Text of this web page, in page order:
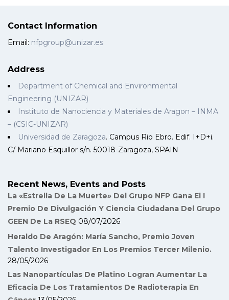
Contact Information
Email: nfpgroup@unizar.es
Address
Department of Chemical and Environmental
Engineering (UNIZAR)
Instituto de Nanociencia y Materiales de Aragon – INMA
– (CSIC-UNIZAR)
Universidad de Zaragoza. Campus Rio Ebro. Edif. I+D+i.
C/ Mariano Esquillor s/n. 50018-Zaragoza, SPAIN
Recent News, Events and Posts
La «Estrella De La Muerte» Del Grupo NFP Gana El I
Premio De Divulgación Y Ciencia Ciudadana Del Grupo
GEEN De La RSEQ 08/07/2026
Heraldo De Aragón: María Sancho, Premio Joven
Talento Investigador En Los Premios Tercer Milenio.
28/05/2026
Las Nanopartículas De Platino Logran Aumentar La
Eficacia De Los Tratamientos De Radioterapia En